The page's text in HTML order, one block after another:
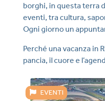
borghi, in questa terra
eventi, tra cultura,
Ogni giorno un
Perché una vacanza in
pancia, il cuore e
EVENTI